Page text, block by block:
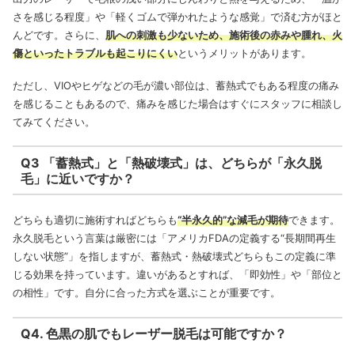
さを感じる程度」や「軽くゴムで弾かれたような感覚」で済む方がほと
んどです。さらに、 肌への刺激も少ないため、施術後の赤みや腫れ、火
傷といったトラブルも起こりにくいというメリットがあります。
ただし、VIOやヒゲなどの毛が濃い部位は、蓄熱式でもある程度の痛み
を感じることもあるので、痛みを感じた場合はすぐにスタッフに相談し
てみてください。
Q3 「蓄熱式」と「熱破壊式」は、どちらが「永久脱
毛」に近いですか？
どちらも適切に施術すればどちらも“半永久的”な減毛が期待できます。
永久脱毛という言葉は厳密には「アメリカFDAの定義する“長期間再生
しない状態”」を指しますが、蓄熱式・熱破壊式どちらもこの定義に準
じる効果を持っています。違いがあるとすれば、「即効性」や「部位と
の相性」です。自分に合った方式を選ぶことが重要です。
Q4. 色黒の肌でもレーザー脱毛は可能ですか？